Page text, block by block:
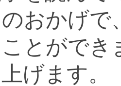
おかげで
とができ
げます。